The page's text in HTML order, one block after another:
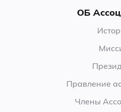
ОБ
Правление
Члены